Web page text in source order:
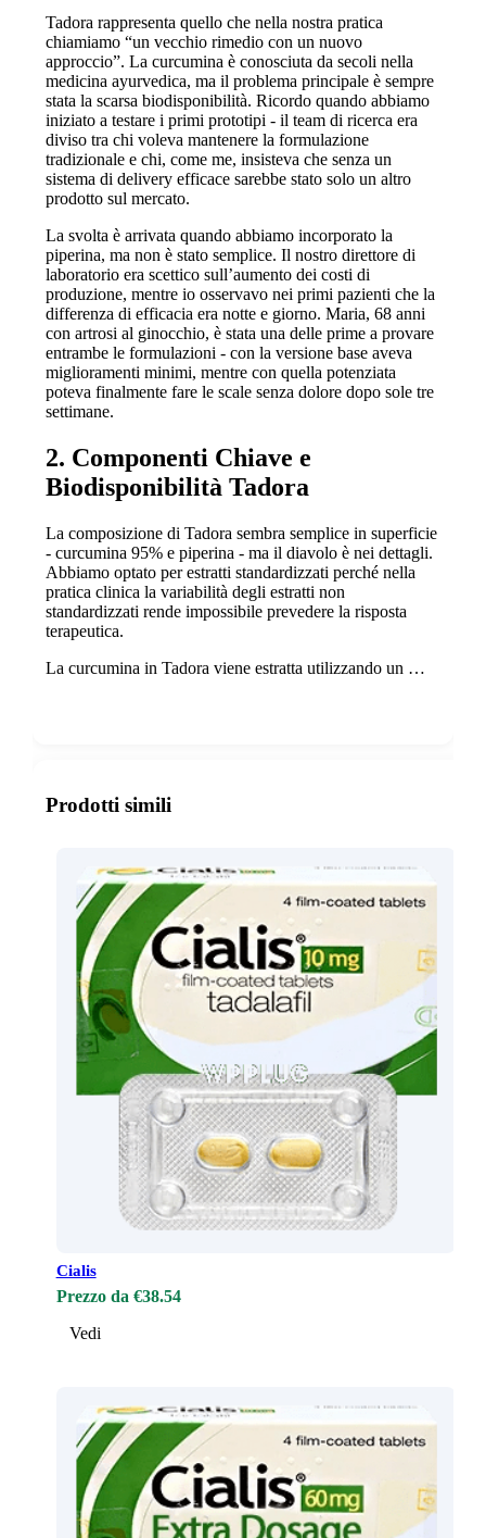
Tadora rappresenta quello che nella nostra pratica
chiamiamo “un vecchio rimedio con un nuovo
approccio”. La curcumina è conosciuta da secoli nella
medicina ayurvedica, ma il problema principale è sempre
stata la scarsa biodisponibilità. Ricordo quando abbiamo
iniziato a testare i primi prototipi - il team di ricerca era
diviso tra chi voleva mantenere la formulazione
tradizionale e chi, come me, insisteva che senza un
sistema di delivery efficace sarebbe stato solo un altro
prodotto sul mercato.
La svolta è arrivata quando abbiamo incorporato la
piperina, ma non è stato semplice. Il nostro direttore di
laboratorio era scettico sull’aumento dei costi di
produzione, mentre io osservavo nei primi pazienti che la
differenza di efficacia era notte e giorno. Maria, 68 anni
con artrosi al ginocchio, è stata una delle prime a provare
entrambe le formulazioni - con la versione base aveva
miglioramenti minimi, mentre con quella potenziata
poteva finalmente fare le scale senza dolore dopo sole tre
settimane.
2. Componenti Chiave e
Biodisponibilità Tadora
La composizione di Tadora sembra semplice in superficie
- curcumina 95% e piperina - ma il diavolo è nei dettagli.
Abbiamo optato per estratti standardizzati perché nella
pratica clinica la variabilità degli estratti non
standardizzati rende impossibile prevedere la risposta
terapeutica.
La curcumina in Tadora viene estratta utilizzando un …
Prodotti simili
Cialis
Prezzo da €38.54
Vedi